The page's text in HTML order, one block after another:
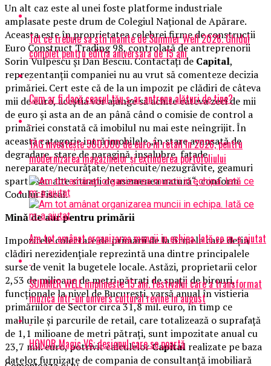
Un alt caz este al unei foste platforme industriale
amplasate peste drum de Colegiul Naţional de Apărare.
Aceasta este în proprietatea celebrei firme de construcţii
Euro Construct Trading 98, controlată de antreprenorii
Sorin Vulpescu şi Dan Besciu. Contactaţi de Capital,
reprezentanţii companiei nu au vrut să comenteze decizia
primăriei. Cert este că de la un impozit pe clădiri de câteva
mii de euro, aceştia vor ajunge să achite câteva zeci de mii
de euro şi asta an de an până când o comisie de control a
primăriei constată că imobilul nu mai este neîngrijit. În
această categorie intră imobilele „în stare avansată de
degradare, stare de paragină, insalubre, faţade
nereparate/necurăţate/netencuite/nezugrăvite, geamuri
sparte sau alte situaţii de asemenea natură“, conform
Codului Fiscal.
Mină de aur pentru primării
Impozitele colectate de primării de la firmele care deţin
clădiri nerezidenţiale reprezintă una dintre principalele
surse de venit la bugetele locale. Astăzi, proprietarii celor
2,53 de milioane de metri pătraţi de spaţii de birouri,
funcţionale la nivel de Bucureşti, varsă anual în vistieria
primăriilor de Sector circa 31,8 mil. euro, în timp ce
mallurile şi parcurile de retail, care totalizează o suprafaţă
de 1,1 milioane de metri pătraţi, sunt impozitate anual cu
23,7 mil. euro, potrivit calculelorCapital realizate pe baza
datelor furnizate de compania de consultanţă imobiliară
Tot ce trebuie sa stii inainte de Summer Well 2026. Ghidul
complet pentru editia aniversara de 15 ani
Cum ar fi dacă ceasul tău s-ar antrena alături de tine?
TAG investește 500.000 de euro în retail în 2026, pentru
modernizarea magazinelor și extinderea portofoliului
Am tot amânat organizarea muncii in echipa. Iată ce m-a ajutat
SUMMER WELL implineste 15 ani. Festivalul care a transformat
muzica intr-un univers cultural revine in august
HONOR Magic V6: designul care se poartă